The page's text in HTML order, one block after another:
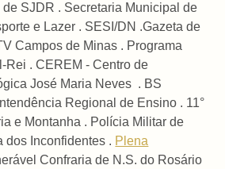
SJDR . Secretaria Municipal de
e Lazer . SESI/DN .Gazeta de
Campos de Minas . Programa
Rei . CEREM - Centro de
José Maria Neves . BS
Regional de Ensino . 11°
e Montanha . Polícia Militar de
dos Inconfidentes . Plena
Confraria de N.S. do Rosário